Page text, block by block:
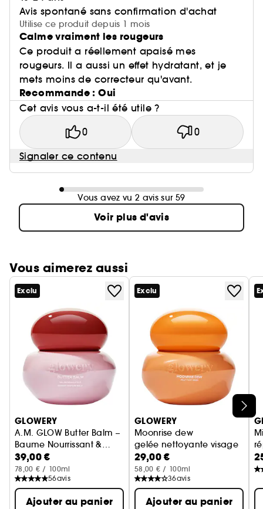
Avis spontané sans confirmation d'achat
Utilise ce produit depuis 1 mois
Calme vraiment les rougeurs
Ce produit a réellement apaisé mes
rougeurs. Il a aussi un effet hydratant, et je
mets moins de correcteur qu'avant.
Recommande : Oui
Cet avis vous a-t-il été utile ?
0 0
Signaler ce contenu
Vous avez vu 2 avis sur 59
Voir plus d'avis
Vous aimerez aussi
Ignorer le carrousel produits
Exclu
GLOWERY
A.M. GLOW Butter Balm –
Baume Nourrissant &
Réparateur Barrière
Cutanée
39,00 €
78,00 € / 100ml
56avis
Ajouter au panier
Exclu
GLOWERY
Moonrise dew
gelée nettoyante visage
29,00 €
58,00 € / 100ml
36avis
Ajouter au panier